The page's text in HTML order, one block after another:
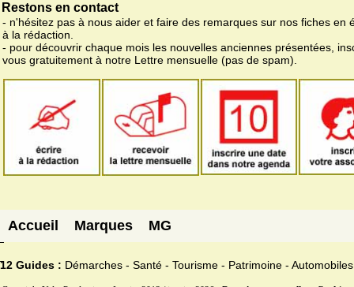
Restons en contact
- n'hésitez pas à nous aider et faire des remarques sur nos fiches en
à la rédaction.
- pour découvrir chaque mois les nouvelles anciennes présentées,
vous gratuitement à notre Lettre mensuelle (pas de spam).
Accueil Marques MG
12 Guides : Démarches - Santé - Tourisme - Patrimoine - Automobiles